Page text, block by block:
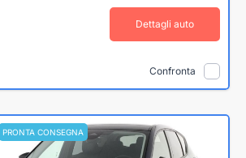
Dettagli auto
Confronta
PRONTA CONSEGNA